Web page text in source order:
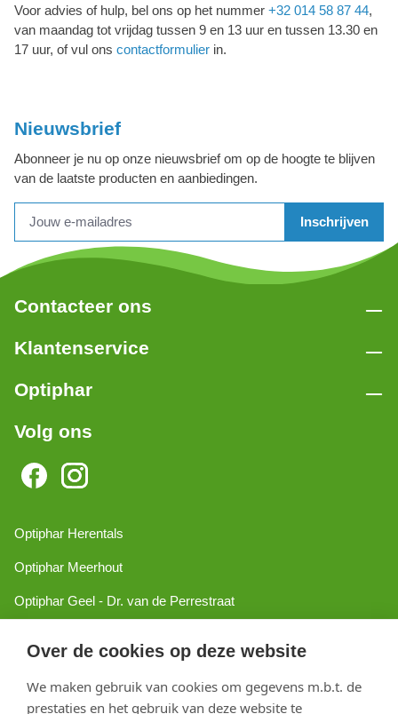
Over de cookies op deze website
We maken gebruik van cookies om gegevens m.b.t. de
prestaties en het gebruik van deze website te
Voor advies of hulp, bel ons op het nummer +32 014 58 87 44,
van maandag tot vrijdag tussen 9 en 13 uur en tussen 13.30 en
17 uur, of vul ons contactformulier in.
Nieuwsbrief
Abonneer je nu op onze nieuwsbrief om op de hoogte te blijven
van de laatste producten en aanbiedingen.
Inschrijven
Contacteer ons
Klantenservice
Optiphar
Volg ons
Optiphar Herentals
Optiphar Meerhout
Optiphar Geel - Dr. van de Perrestraat
Optiphar Mol